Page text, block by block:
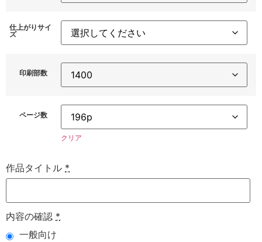
仕上がりサイ
ズ
印刷部数
ページ数
クリア
作品タイトル *
内容の確認 *
一般向け